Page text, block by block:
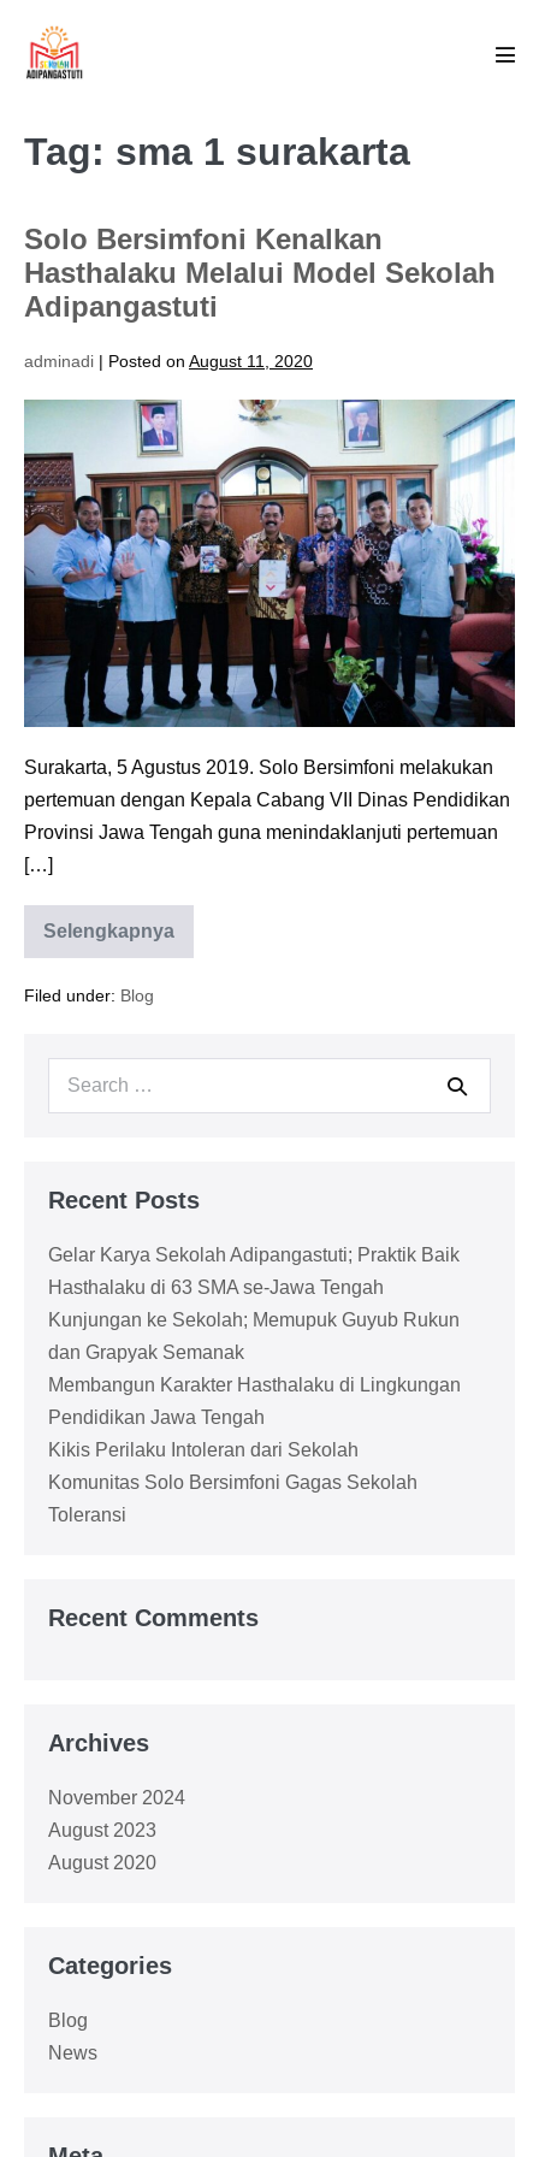
content
Tag: sma 1 surakarta
Solo Bersimfoni Kenalkan
Hasthalaku Melalui Model Sekolah
Adipangastuti
adminadi | Posted on August 11, 2020
Solo
Bersimfoni
Kenalkan
Hasthalaku
Melalui
Model
Sekolah
Adipangastuti
Surakarta, 5 Agustus 2019. Solo Bersimfoni melakukan
pertemuan dengan Kepala Cabang VII Dinas Pendidikan
Provinsi Jawa Tengah guna menindaklanjuti pertemuan
[…]
Selengkapnya
Solo
Bersimfoni
Hasthalaku
Adipangastuti
Filed under: Blog
Search
Recent Posts
Gelar Karya Sekolah Adipangastuti; Praktik Baik
Hasthalaku di 63 SMA se-Jawa Tengah
Kunjungan ke Sekolah; Memupuk Guyub Rukun
dan Grapyak Semanak
Membangun Karakter Hasthalaku di Lingkungan
Pendidikan Jawa Tengah
Kikis Perilaku Intoleran dari Sekolah
Komunitas Solo Bersimfoni Gagas Sekolah
Toleransi
Recent Comments
Archives
November 2024
August 2023
August 2020
Categories
Blog
News